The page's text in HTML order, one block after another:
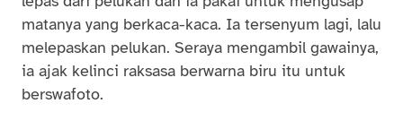
matanya yang berkaca-kaca. Ia tersenyum lagi, lalu
melepaskan pelukan. Seraya mengambil gawainya,
ia ajak kelinci raksasa berwarna biru itu untuk
berswafoto.